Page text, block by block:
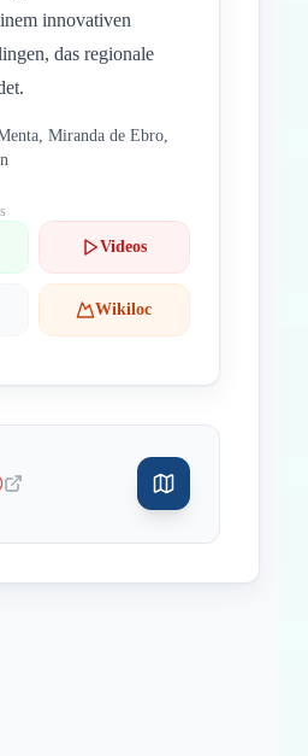
innovativen
das regionale
Miranda de Ebro,
Videos
Wikiloc